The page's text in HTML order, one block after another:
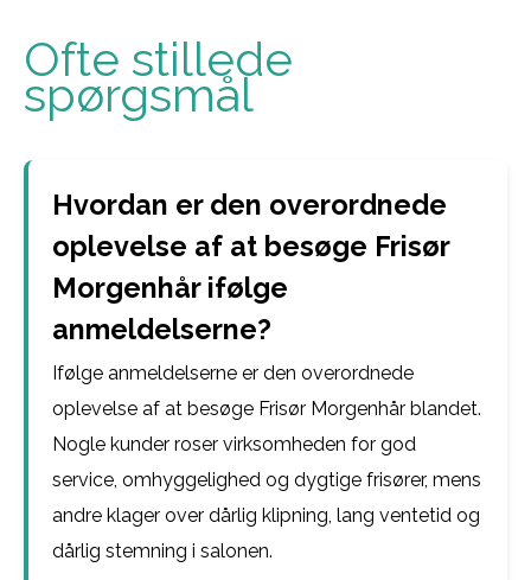
Ofte stillede
spørgsmål
Hvordan er den overordnede
oplevelse af at besøge Frisør
Morgenhår ifølge
anmeldelserne?
Ifølge anmeldelserne er den overordnede
oplevelse af at besøge Frisør Morgenhår blandet.
Nogle kunder roser virksomheden for god
service, omhyggelighed og dygtige frisører, mens
andre klager over dårlig klipning, lang ventetid og
dårlig stemning i salonen.